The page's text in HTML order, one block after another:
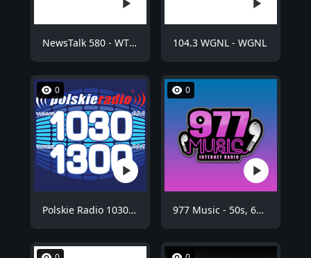
NewsTalk 580 - WTCM 104.3 WGNL - WGNL
0
Polskie Radio 1030 Chicago - WNVR
0
977 Music - 50s, 60s Hits